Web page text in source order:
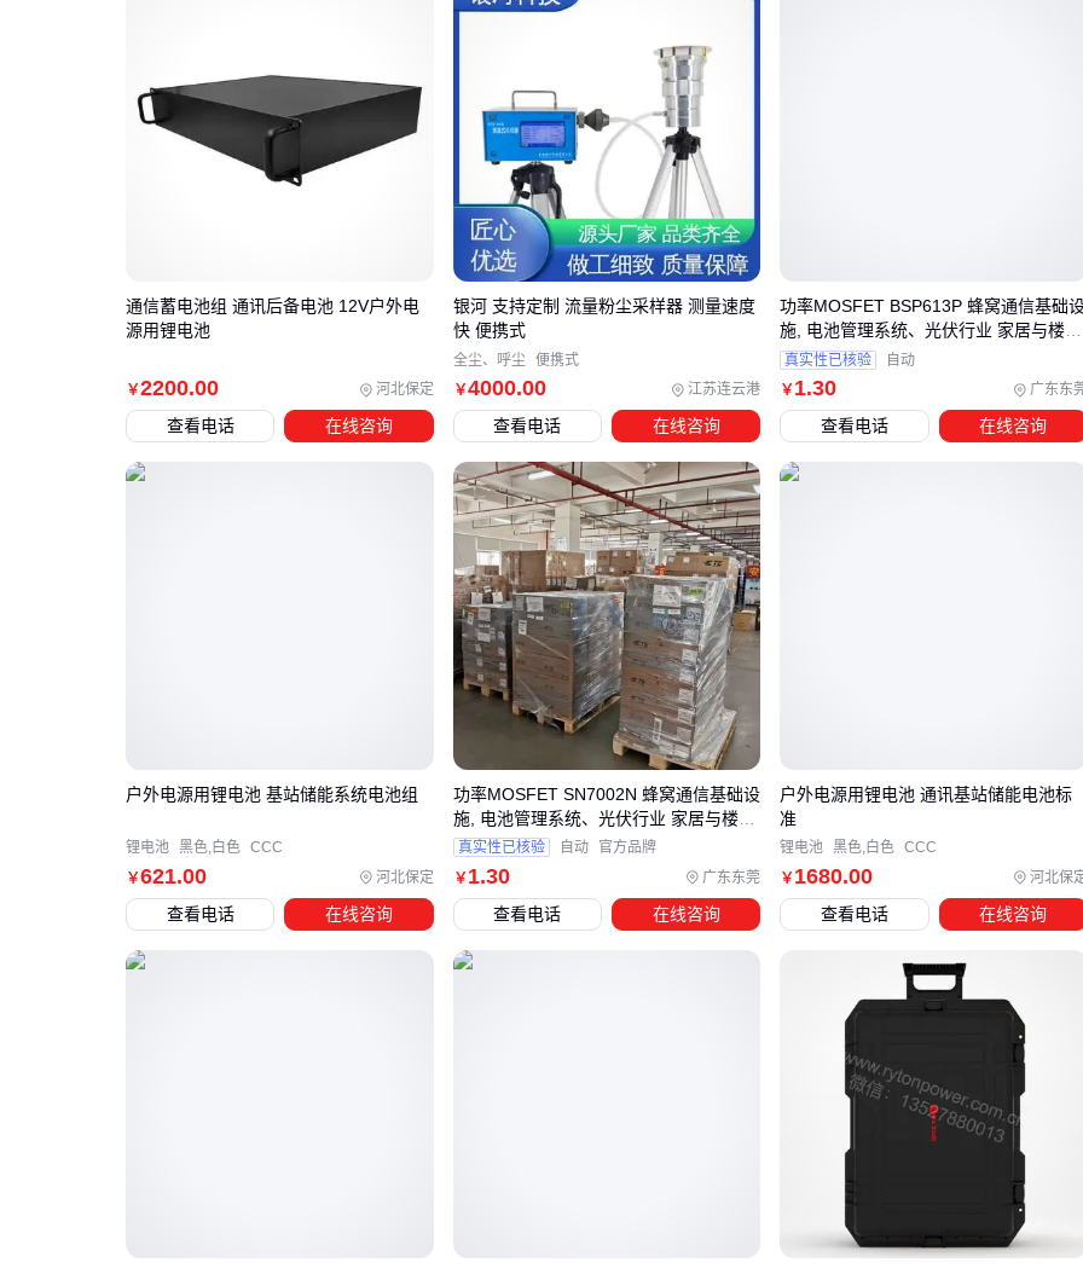
二、户外电源的核心功能与市场现状
市场上的户外电源主要围绕三个核心功能展开竞争：容量、便
携性和充电方式。太阳能储蓄电源
越来越多用户的青睐：
容量区间：从几百瓦时到几千瓦时不等，满足不同设备的供
电需求
充电速度
：支持市电、车充、太阳能等多种快速充电方式
：纯正弦波输出保护精密电子设备
防护性能
：防尘防水设计适应各种户外环境
目前主流产品都在向轻量化、模块化方向发展，
源
也开始采用可扩展电池设计。⚡ 了解这些核心差异，才能
找到最适合自己使用习惯的产品。
三、如何根据需求选择最合适的户外电源？
选型时需要综合考虑使用场景、设备功率和预算三个关键因
素：
短途轻量使用适合手机、相机等小设备充电，选择
能电源
，重量控制在5kg以内，容量300-500Wh足够
家庭应急或长期露营 需要太阳能储能电源
用，容量建议1000Wh以上，支持同时为多个设备供电
车载或移动工作站 车载储能电源
需要具备车充接口和稳定
输出，功率建议1500W以上，支持工具设备使用
选择工业级产品，注重防护等级和极端温度适
四、户外电源的配套设备有哪些必备选择？
购买主电源后，这些配套设备能显著提升使用体验：
增加续航能力，选择时注意与电
解决不同设备的接口兼容问题
实现行车途中快速补电
￥2200.00 河北保定
通信蓄电池组 通讯后备电池 12V户外电
源用锂电池
查看电话 在线咨询
￥4000.00 江苏连云港
银河 支持定制 流量粉尘采样器 测量速度
快 便携式
全尘、呼尘 便携式
查看电话 在线咨询
￥ 1.30 广东东
功率MOSFET BSP613P 蜂窝通信基础
施, 电池管理系统、光伏行业 家居与楼宇
自动化
真实性已核验 自动
查看电话 在线咨询
￥621.00 河北保定
户外电源用锂电池 基站储能系统电池组
锂电池 黑色,白色 CCC
查看电话 在线咨询
￥ 1.30 广东东莞
功率MOSFET SN7002N 蜂窝通信基础设
施, 电池管理系统、光伏行业 家居与楼宇
自动化
真实性已核验 自动 官方品牌
查看电话 在线咨询
￥ 1680.00 河北保
户外电源用锂电池 通讯基站储能电池标
准
锂电池 黑色,白色 CCC
查看电话 在线咨询